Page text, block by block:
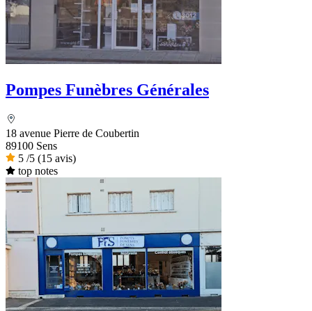
Pompes Funèbres Générales
18 avenue Pierre de Coubertin
89100 Sens
5 /5 (15 avis)
top notes